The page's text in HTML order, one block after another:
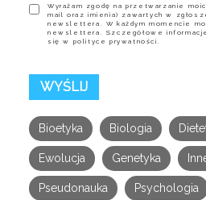
Wyrażam zgodę na przetwarzanie
mail oraz imienia) zawartych w
newslettera. W każdym momencie
newslettera. Szczegółowe
się w polityce prywatności.
Bioetyka Biologia
Ewolucja Genetyka
Pseudonauka Psychologia